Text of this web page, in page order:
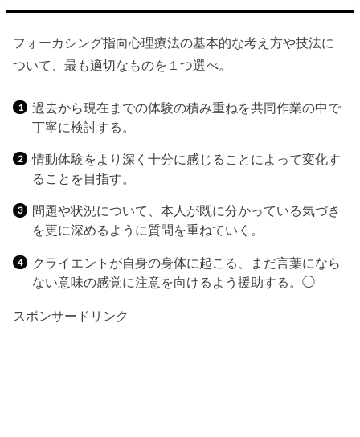
フォーカシング指向心理療法の基本的な考え方や技法に
ついて、最も適切なものを１つ選べ。
過去から現在までの体験の積み重ねを共同作業の中で
丁寧に検討する。
情動体験をより深く十分に感じることによって変化す
ることを目指す。
問題や状況について、本人が既に分かっている気づき
を更に深めるように質問を重ねていく。
クライエントが自身の身体に起こる、まだ言葉になら
ない意味の感覚に注意を向けるよう援助する。◯
スポンサードリンク